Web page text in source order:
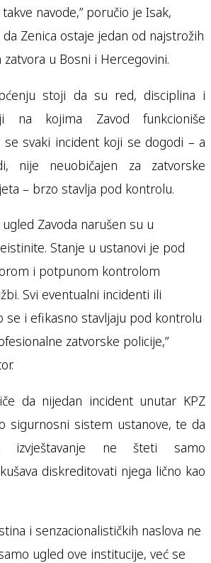
navode,” poručio je Isak,
da Zenica ostaje jedan od najstrožih
u Bosni i Hercegovini.
stoji da su red, disciplina i
na kojima Zavod funkcioniše
se svaki incident koji se dogodi – a
nije neuobičajen za zatvorske
– brzo stavlja pod kontrolu.
Zavoda narušen su u
Stanje u ustanovi je pod
i potpunom kontrolom
Svi eventualni incidenti ili
se i efikasno stavljaju pod kontrolu
zatvorske policije,”
da nijedan incident unutar KPZ
sigurnosni sistem ustanove, te da
izvještavanje ne šteti samo
diskreditovati njega lično kao
i senzacionalističkih naslova ne
ugled ove institucije, već se